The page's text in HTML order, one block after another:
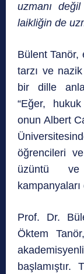
uzmanı
laikliğin de
Bülent Tanör,
tarzı ve
bir dille
“Eğer,
onun Albert
öğrencileri
üzüntü ve
Prof. Dr.
Öktem
başlamıştır.